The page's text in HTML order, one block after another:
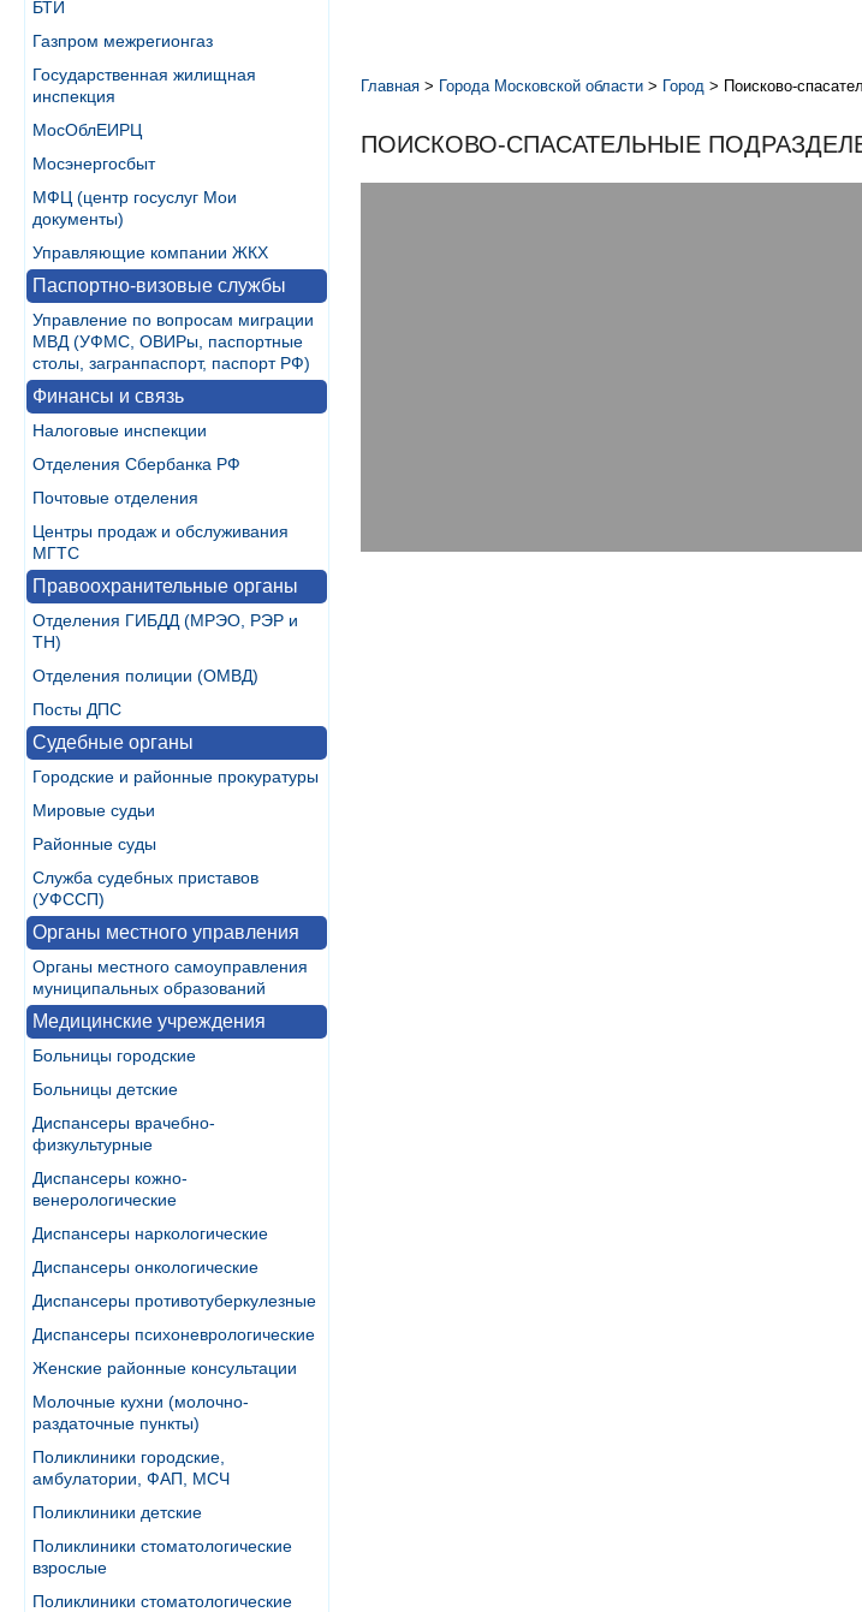
БТИ
Газпром межрегионгаз
Государственная жилищная
инспекция
МосОблЕИРЦ
Мосэнергосбыт
МФЦ (центр госуслуг Мои
документы)
Управляющие компании ЖКХ
Паспортно-визовые службы
Управление по вопросам миграции
МВД (УФМС, ОВИРы, паспортные
столы, загранпаспорт, паспорт РФ)
Финансы и связь
Налоговые инспекции
Отделения Сбербанка РФ
Почтовые отделения
Центры продаж и обслуживания
МГТС
Правоохранительные органы
Отделения ГИБДД (МРЭО, РЭР и
ТН)
Отделения полиции (ОМВД)
Посты ДПС
Судебные органы
Городские и районные прокуратуры
Мировые судьи
Районные суды
Служба судебных приставов
(УФССП)
Органы местного управления
Органы местного самоуправления
муниципальных образований
Медицинские учреждения
Больницы городские
Больницы детские
Диспансеры врачебно-
физкультурные
Диспансеры кожно-
венерологические
Диспансеры наркологические
Диспансеры онкологические
Диспансеры противотуберкулезные
Диспансеры психоневрологические
Женские районные консультации
Молочные кухни (молочно-
раздаточные пункты)
Поликлиники городские,
амбулатории, ФАП, МСЧ
Поликлиники детские
Поликлиники стоматологические
взрослые
Поликлиники стоматологические
Главная > Города Московской области > Город > Поисково-
ПОИСКОВО-СПАСАТЕЛЬНЫЕ